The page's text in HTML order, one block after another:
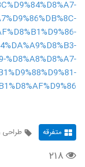
%D8%A8%D8%A7-
متفرقه طراحی
۲۱۸